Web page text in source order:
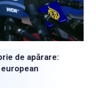
de apărare: